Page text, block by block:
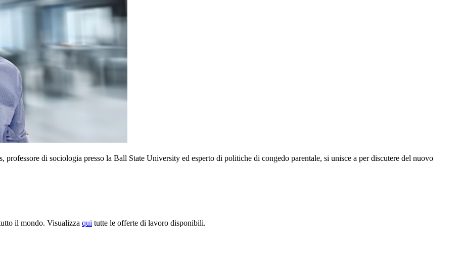
di sociologia presso la Ball State University ed esperto di politiche di congedo parentale, si unisce a per discutere del nuovo
il mondo. Visualizza qui tutte le offerte di lavoro disponibili.